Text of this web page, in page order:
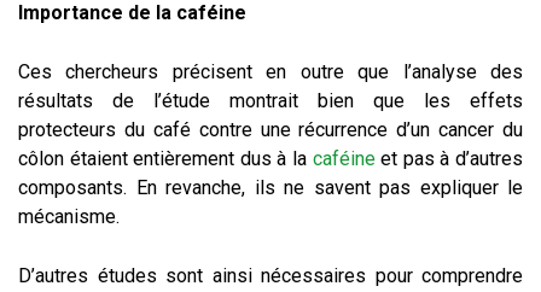
Importance de la caféine
Ces chercheurs précisent en outre que l’analyse des
résultats de l’étude montrait bien que les effets
protecteurs du café contre une récurrence d’un cancer du
côlon étaient entièrement dus à la caféineet pas à d’autres
composants. En revanche, ils ne savent pas expliquer le
mécanisme.
D’autres études sont ainsi nécessaires pour comprendre